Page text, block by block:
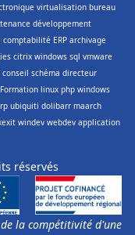
virtualisation bureau
développement
ERP archivage
citrix windows sql vmware
schéma directeur
linux php windows
ubiquiti dolibarr maarch
windev webdev application
réservés
la compétitivité d'une